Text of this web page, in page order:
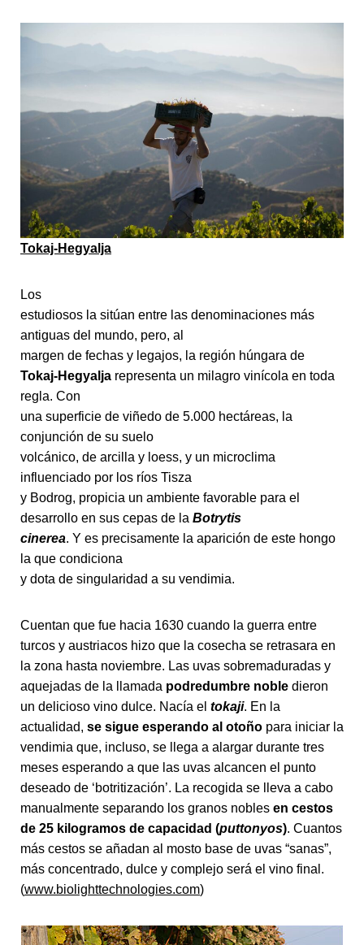
Tokaj-Hegyalja
Los
estudiosos la sitúan entre las denominaciones más
antiguas del mundo, pero, al
margen de fechas y legajos, la región húngara de
Tokaj-Hegyalja representa un milagro vinícola en toda
regla. Con
una superficie de viñedo de 5.000 hectáreas, la
conjunción de su suelo
volcánico, de arcilla y loess, y un microclima
influenciado por los ríos Tisza
y Bodrog, propicia un ambiente favorable para el
desarrollo en sus cepas de la Botrytis
cinerea. Y es precisamente la aparición de este hongo
la que condiciona
y dota de singularidad a su vendimia.
Cuentan que fue hacia 1630 cuando la guerra entre
turcos y austriacos hizo que la cosecha se retrasara en
la zona hasta noviembre. Las uvas sobremaduradas y
aquejadas de la llamada podredumbre noble dieron
un delicioso vino dulce. Nacía el tokaji. En la
actualidad, se sigue esperando al otoño para iniciar la
vendimia que, incluso, se llega a alargar durante tres
meses esperando a que las uvas alcancen el punto
deseado de ‘botritización’. La recogida se lleva a cabo
manualmente separando los granos nobles en cestos
de 25 kilogramos de capacidad (puttonyos). Cuantos
más cestos se añadan al mosto base de uvas “sanas”,
más concentrado, dulce y complejo será el vino final.
(www.biolighttechnologies.com)